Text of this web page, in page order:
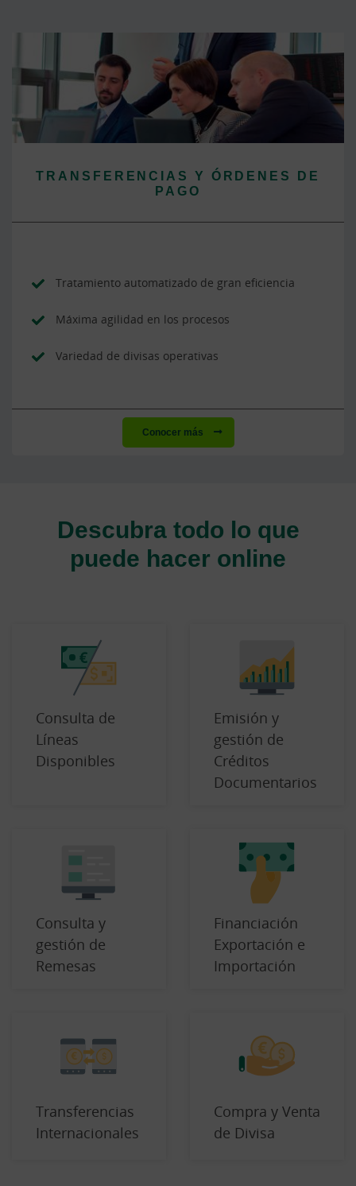
TRANSFERENCIAS Y ÓRDENES DE
PAGO
Tratamiento automatizado de gran eficiencia
Máxima agilidad en los procesos
Variedad de divisas operativas
Conocer más
Descubra todo lo que
puede hacer online
Consulta de
Líneas
Disponibles
Emisión y
gestión de
Créditos
Documentarios
Consulta y
gestión de
Remesas
Financiación
Exportación e
Importación
Transferencias
Internacionales
Compra y Venta
de Divisa